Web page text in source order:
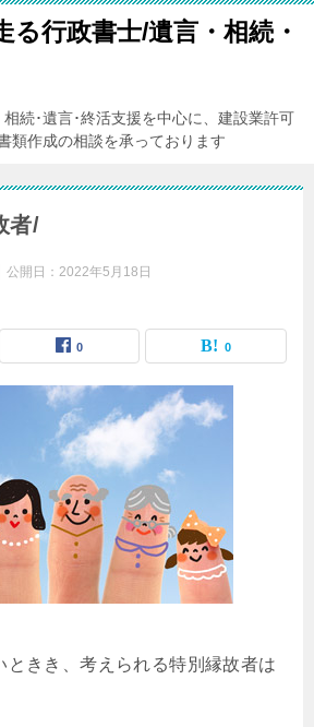
る行政書士/遺言・相続・
続･遺言･終活支援を中心に、建設業許可
類作成の相談を承っております
者/
公開日： 2022年5月18日
0 0
ときき、考えられる特別縁故者は